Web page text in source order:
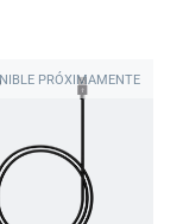
PRÓXIMAMENTE